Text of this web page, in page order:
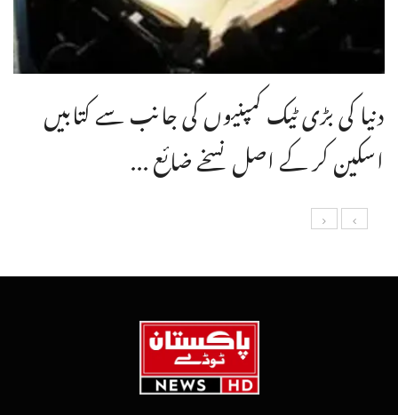
دنیا کی بڑی ٹیک کمپنیوں کی جانب سے کتابیں
اسکین کر کے اصل نسخے ضائع ...